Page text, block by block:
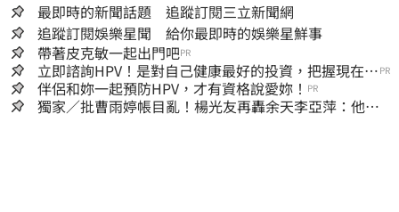
最即時的新聞話題 追蹤訂閱三立新聞網
追蹤訂閱娛樂星聞 給你最即時的娛樂星鮮事
帶著皮克敏一起出門吧PR
立即諮詢HPV！是對自己健康最好的投資，把握現在不
嫌晚！
PR
伴侶和妳一起預防HPV，才有資格說愛妳！ PR
獨家／批曹雨婷帳目亂！楊光友再轟余天李亞萍：他們